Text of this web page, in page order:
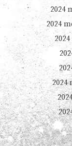
2024
2024
2024